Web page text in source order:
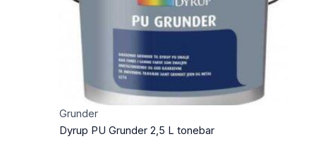
Grunder
Dyrup PU Grunder 2,5 L tonebar